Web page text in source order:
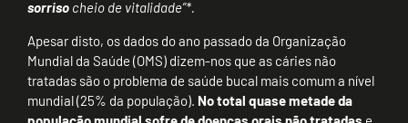
sorrisocheio de vitalidade”*.
Apesar disto, os dados do ano passado da Organização
Mundial da Saúde (OMS) dizem-nos que as cáries não
tratadas são o problema de saúde bucal mais comum a nível
mundial (25% da população). No total quase metade da